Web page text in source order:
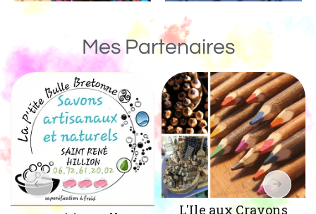
Mes Partenaires
L'Ile aux Crayons
Un Monde de Bois